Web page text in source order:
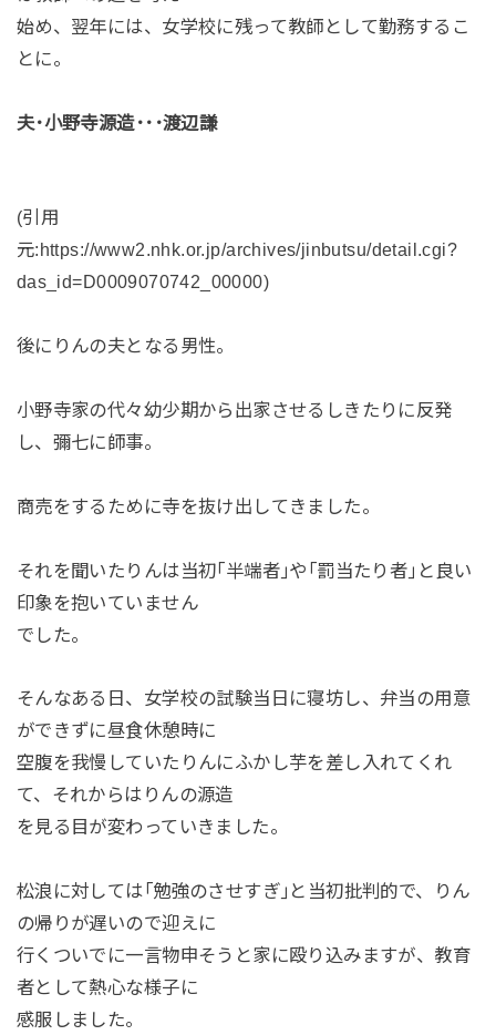
始め、翌年には、女学校に残って教師として勤務するこ
とに。
夫･小野寺源造･･･渡辺謙
(引用
元:https://www2.nhk.or.jp/archives/jinbutsu/detail.cgi?
das_id=D0009070742_00000)
後にりんの夫となる男性。
小野寺家の代々幼少期から出家させるしきたりに反発
し、彌七に師事。
商売をするために寺を抜け出してきました。
それを聞いたりんは当初｢半端者｣や｢罰当たり者｣と良い
印象を抱いていません
でした。
そんなある日、女学校の試験当日に寝坊し、弁当の用意
ができずに昼食休憩時に
空腹を我慢していたりんにふかし芋を差し入れてくれ
て、それからはりんの源造
を見る目が変わっていきました。
松浪に対しては｢勉強のさせすぎ｣と当初批判的で、りん
の帰りが遅いので迎えに
行くついでに一言物申そうと家に殴り込みますが、教育
者として熱心な様子に
感服しました。